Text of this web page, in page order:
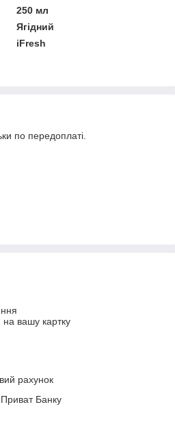
250 мл
Ягідний
iFresh
по передоплаті.
на вашу картку
рахунок
Банку